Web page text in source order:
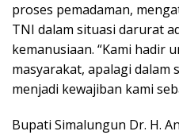
proses pemadaman,
TNI dalam situasi darurat
kemanusiaan. “Kami hadir
masyarakat, apalagi dalam
menjadi kewajiban kami
Bupati Simalungun Dr. H.